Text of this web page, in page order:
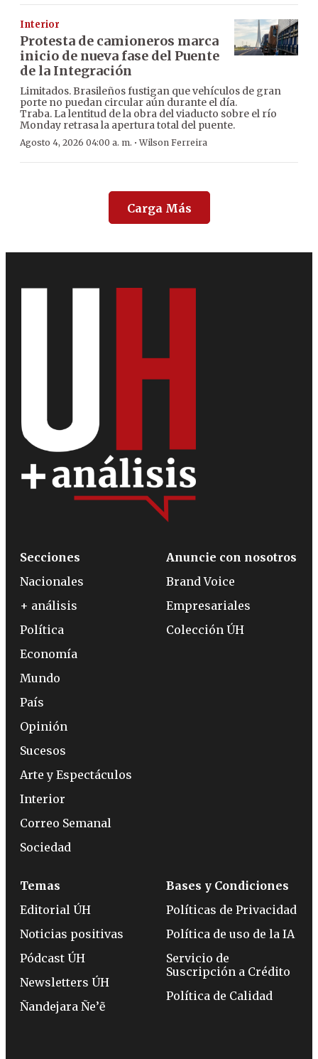
Interior
Protesta de camioneros marca
inicio de nueva fase del Puente
de la Integración
Limitados. Brasileños fustigan que vehículos de gran
porte no puedan circular aún durante el día.
Traba. La lentitud de la obra del viaducto sobre el río
Monday retrasa la apertura total del puente.
Agosto 4, 2026 04:00 a. m. ·Wilson Ferreira
Carga Más
Secciones
Nacionales
+ análisis
Política
Economía
Mundo
País
Opinión
Sucesos
Arte y Espectáculos
Interior
Correo Semanal
Sociedad
Anuncie con nosotros
Brand Voice
Empresariales
Colección ÚH
Temas
Editorial ÚH
Noticias positivas
Pódcast ÚH
Newsletters ÚH
Ñandejara Ñe’ẽ
Bases y Condiciones
Políticas de Privacidad
Política de uso de la IA
Servicio de
Suscripción a Crédito
Política de Calidad